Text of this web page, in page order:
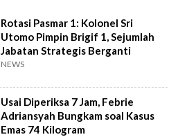
Rotasi Pasmar 1: Kolonel Sri
Utomo Pimpin Brigif 1, Sejumlah
Jabatan Strategis Berganti
NEWS
Usai Diperiksa 7 Jam, Febrie
Adriansyah Bungkam soal Kasus
Emas 74 Kilogram